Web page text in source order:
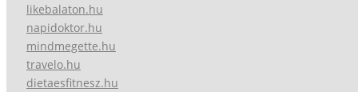
likebalaton.hu
napidoktor.hu
mindmegette.hu
travelo.hu
dietaesfitnesz.hu